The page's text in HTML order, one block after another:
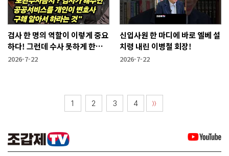
검사 한 명의 역할이 이렇게 중요
하다! 그런데 수사 못하게 한다
고?
2026-7-22
신입사원 한 마디에 바로 엘베 설
치령 내린 이병철 회장!
2026-7-22
1 2 3 4 〉〉